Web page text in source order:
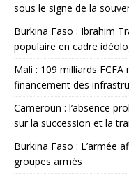
sous le signe de la
Burkina Faso : Ibrahim
populaire en cadre
Mali : 109 milliards
financement des
Cameroun : l’absence
sur la succession et la
Burkina Faso : L’armée
groupes armés